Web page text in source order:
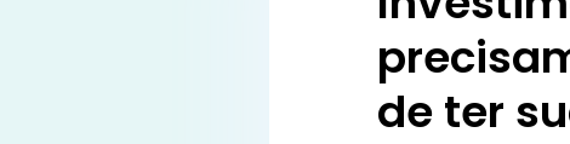
de ter